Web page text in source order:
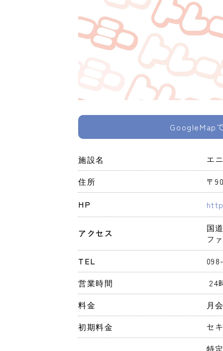
GoogleMap
施設名
エ
住所
〒
HP
アクセス
国
フ
TEL
営業時間
24
料金
月
初期料金
セ
特